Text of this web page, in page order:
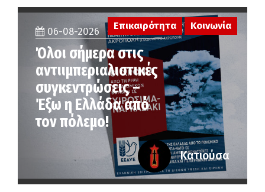
06-08-2026
Όλοι σήμερα στις
αντιιμπεριαλιστικές
συγκεντρώσεις –
Έξω η Ελλάδα από
τον πόλεμο!
Επικαιρότητα Κοινωνία
Κατιούσα